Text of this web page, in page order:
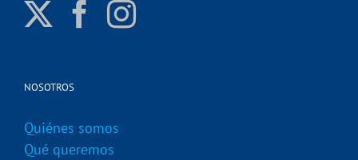
NOSOTROS
Quiénes somos
Qué queremos